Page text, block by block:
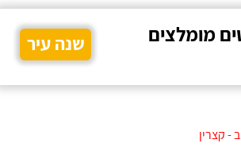
מומלצים
שנה עיר
- קצרין